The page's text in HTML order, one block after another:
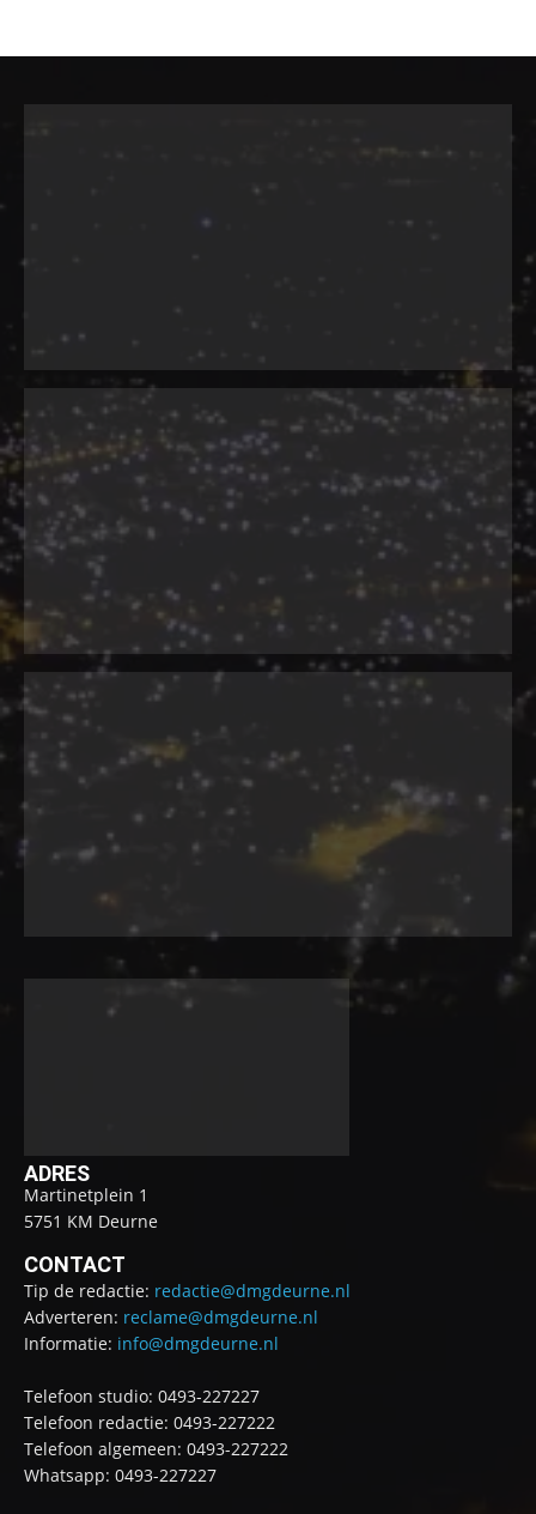
ADRES
Martinetplein 1
5751 KM Deurne
CONTACT
Tip de redactie: redactie@dmgdeurne.nl
Adverteren: reclame@dmgdeurne.nl
Informatie: info@dmgdeurne.nl
Telefoon studio: 0493-227227
Telefoon redactie: 0493-227222
Telefoon algemeen: 0493-227222
Whatsapp: 0493-227227